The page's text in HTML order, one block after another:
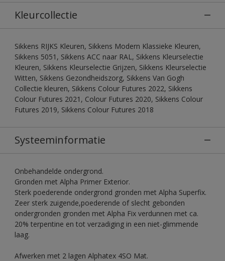
Kleurcollectie
Sikkens RIJKS Kleuren, Sikkens Modern Klassieke Kleuren,
Sikkens 5051, Sikkens ACC naar RAL, Sikkens Kleurselectie
Kleuren, Sikkens Kleurselectie Grijzen, Sikkens Kleurselectie
Witten, Sikkens Gezondheidszorg, Sikkens Van Gogh
Collectie kleuren, Sikkens Colour Futures 2022, Sikkens
Colour Futures 2021, Colour Futures 2020, Sikkens Colour
Futures 2019, Sikkens Colour Futures 2018
Systeeminformatie
Onbehandelde ondergrond.
Gronden met Alpha Primer Exterior.
Sterk poederende ondergrond gronden met Alpha Superfix.
Zeer sterk zuigende,poederende of slecht gebonden
ondergronden gronden met Alpha Fix verdunnen met ca.
20% terpentine en tot verzadiging in een niet-glimmende
laag.
Afwerken met 2 lagen Alphatex 4SO Mat.